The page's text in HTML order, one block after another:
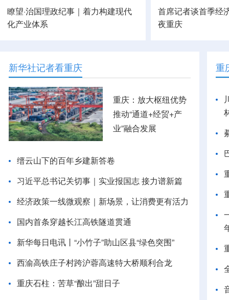
瞭望·治国理政纪事｜着力构建现代
化产业体系
首席记者谈首季经
夜重庆
新华社记者看重庆
重庆：放大枢纽优势
推动“通道+经贸+产
业”融合发展
缙云山下的百年乡建新答卷
习近平总书记关切事｜实业报国志 接力谱新篇
经济政策一线微观察｜新场景，让消费更有活力
国内首条穿越长江高铁隧道贯通
新华每日电讯丨“小竹子”助山区县“绿色突围”
西渝高铁庄子村跨沪蓉高速特大桥顺利合龙
重庆石柱：苦草“酿出”甜日子
重